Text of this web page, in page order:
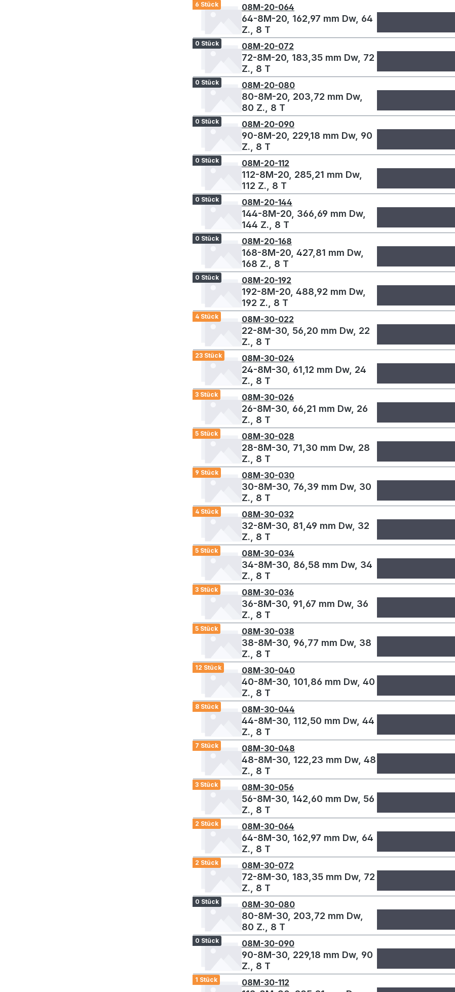
6 Stück 08M-20-064
64-8M-20, 162,97 mm Dw, 64
Z., 8 T
0 Stück 08M-20-072
72-8M-20, 183,35 mm Dw, 72
Z., 8 T
0 Stück 08M-20-080
80-8M-20, 203,72 mm Dw,
80 Z., 8 T
0 Stück 08M-20-090
90-8M-20, 229,18 mm Dw, 90
Z., 8 T
0 Stück 08M-20-112
112-8M-20, 285,21 mm Dw,
112 Z., 8 T
0 Stück 08M-20-144
144-8M-20, 366,69 mm Dw,
144 Z., 8 T
0 Stück 08M-20-168
168-8M-20, 427,81 mm Dw,
168 Z., 8 T
0 Stück 08M-20-192
192-8M-20, 488,92 mm Dw,
192 Z., 8 T
4 Stück 08M-30-022
22-8M-30, 56,20 mm Dw, 22
Z., 8 T
23 Stück 08M-30-024
24-8M-30, 61,12 mm Dw, 24
Z., 8 T
3 Stück 08M-30-026
26-8M-30, 66,21 mm Dw, 26
Z., 8 T
5 Stück 08M-30-028
28-8M-30, 71,30 mm Dw, 28
Z., 8 T
9 Stück 08M-30-030
30-8M-30, 76,39 mm Dw, 30
Z., 8 T
4 Stück 08M-30-032
32-8M-30, 81,49 mm Dw, 32
Z., 8 T
5 Stück 08M-30-034
34-8M-30, 86,58 mm Dw, 34
Z., 8 T
3 Stück 08M-30-036
36-8M-30, 91,67 mm Dw, 36
Z., 8 T
5 Stück 08M-30-038
38-8M-30, 96,77 mm Dw, 38
Z., 8 T
12 Stück 08M-30-040
40-8M-30, 101,86 mm Dw, 40
Z., 8 T
8 Stück 08M-30-044
44-8M-30, 112,50 mm Dw, 44
Z., 8 T
7 Stück 08M-30-048
48-8M-30, 122,23 mm Dw, 48
Z., 8 T
3 Stück 08M-30-056
56-8M-30, 142,60 mm Dw, 56
Z., 8 T
2 Stück 08M-30-064
64-8M-30, 162,97 mm Dw, 64
Z., 8 T
2 Stück 08M-30-072
72-8M-30, 183,35 mm Dw, 72
Z., 8 T
0 Stück 08M-30-080
80-8M-30, 203,72 mm Dw,
80 Z., 8 T
0 Stück 08M-30-090
90-8M-30, 229,18 mm Dw, 90
Z., 8 T
1 Stück 08M-30-112